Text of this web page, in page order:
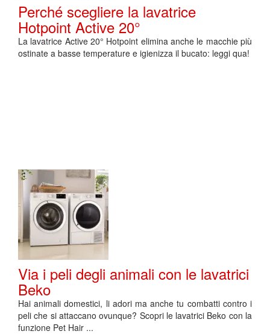
Perché scegliere la lavatrice
Hotpoint Active 20°
La lavatrice Active 20° Hotpoint elimina anche le macchie più
ostinate a basse temperature e igienizza il bucato: leggi qua!
Via i peli degli animali con le lavatrici
Beko
Hai animali domestici, li adori ma anche tu combatti contro i
peli che si attaccano ovunque? Scopri le lavatrici Beko con la
funzione Pet Hair ...